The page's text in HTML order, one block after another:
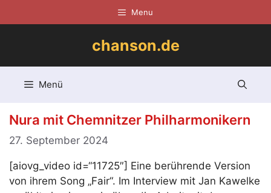
Inhalt
Menu
chanson.de
Menü
Nura mit Chemnitzer Philharmonikern
27. September 2024
[aiovg_video id=“11725″] Eine berührende Version
von ihrem Song „Fair“. Im Interview mit Jan Kawelke